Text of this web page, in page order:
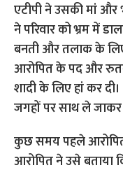
एटीपी ने उसकी मां और
ने परिवार को भ्रम में
बनती और तलाक के
आरोपित के पद और
शादी के लिए हां कर
जगहों पर साथ ले जाकर
कुछ समय पहले आरोपित
आरोपित ने उसे बताया